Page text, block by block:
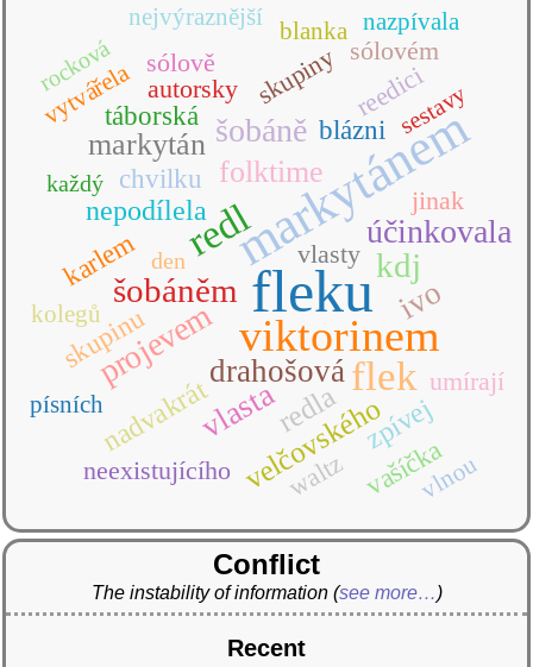
fleku
markytánem
viktorinem
flek
redl
kdj
šobáněm
projevem
účinkovala
šobáně
drahošová
ivo
vlasta
folktime
markytán
redla
velčovského
nadvakrát
nepodílela
zpívej
blázni
chvilku
karlem
skupinu
táborská
vašíčka
autorsky
jinak
neexistujícího
reedici
skupiny sólovém
sólově
umírají
vlasty
waltz
blanka
kolegů
nazpívala
nejvýraznější
písních
vlnou
vytvářela
den
každý
rocková
sestavy
Conflict
The instability of information (see more…)
Recent